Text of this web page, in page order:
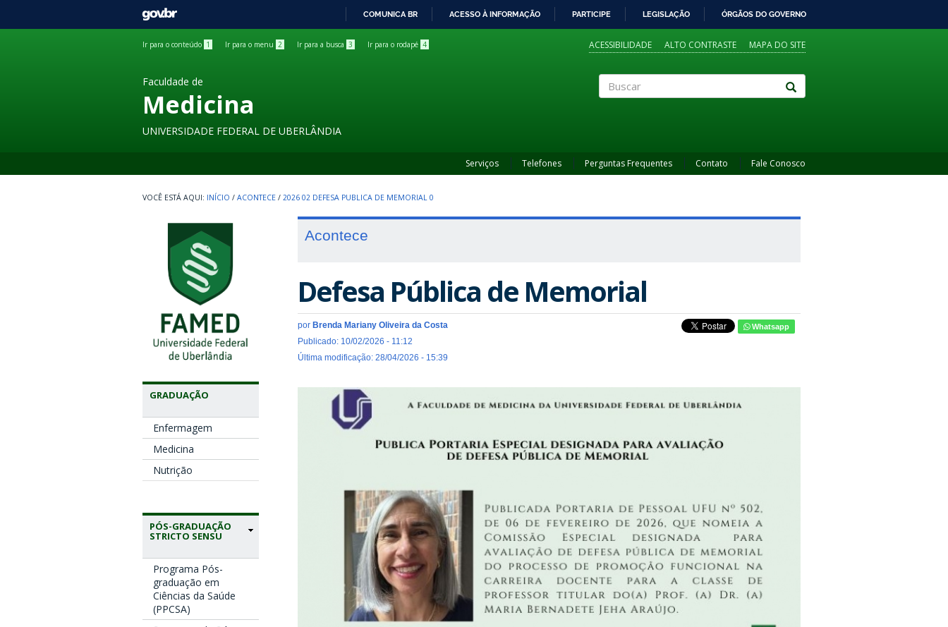
GOVBR
COMUNICA BR ACESSO À INFORMAÇÃO PARTICIPE LEGISLAÇÃO ÓRGÃOS DO GOVERNO
Ir para o conteúdo 1 Ir para o menu 2 Ir para a busca 3 Ir para o rodapé 4 ACESSIBILIDADE ALTO CONTRASTE MAPA DO SITE
Faculdade de
Medicina
UNIVERSIDADE FEDERAL DE UBERLÂNDIA
Serviços Telefones Perguntas Frequentes Contato Fale Conosco
INÍCIO / ACONTECE / 2026 02 DEFESA PUBLICA DE MEMORIAL 0
GRADUAÇÃO
Enfermagem
Medicina
Nutrição
PÓS-GRADUAÇÃO
STRICTO SENSU
Programa Pós-
graduação em
Ciências da Saúde
(PPCSA)
Acontece
Defesa Pública de Memorial
por Brenda Mariany Oliveira da Costa
Publicado: 10/02/2026 - 11:12
Última modificação: 28/04/2026 - 15:39
Whatsapp